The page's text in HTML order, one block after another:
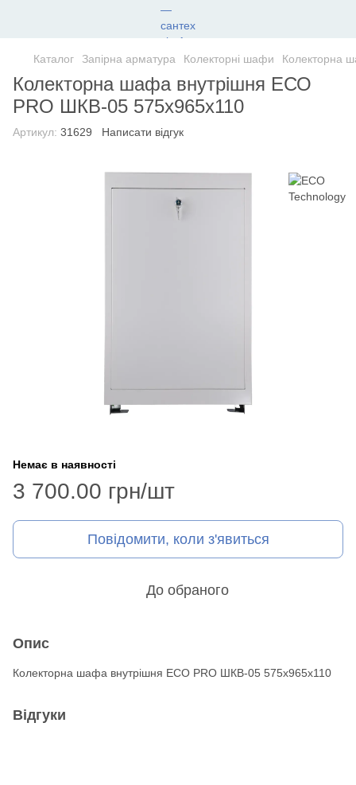
Каталог Запірна арматура Колекторні шафи Колекторна
Колекторна шафа внутрішня ЕСО
PRO ШКВ-05 575x965x110
Артикул: 31629 Написати відгук
Немає в наявності
3 700.00 грн/шт
Повідомити, коли з'явиться
До обраного
Опис
Колекторна шафа внутрішня ЕСО PRO ШКВ-05 575x965x110
Відгуки